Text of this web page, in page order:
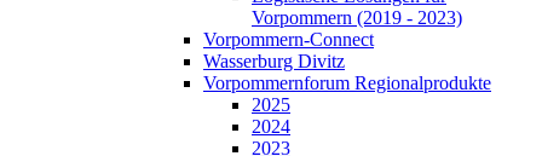
Vorpommern (2019 - 2023)
Vorpommern-Connect
Wasserburg Divitz
Vorpommernforum Regionalprodukte
2025
2024
2023